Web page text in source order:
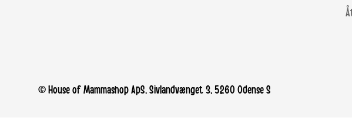
© House of Mammashop ApS, Sivlandvænget 3, 5260 Odense S